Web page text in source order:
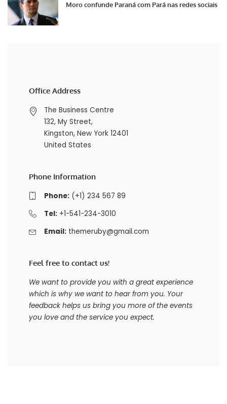
Moro confunde Paraná com Pará nas redes sociais
Office Address
The Business Centre
132, My Street,
Kingston, New York 12401
United States
Phone Information
Phone:(+1) 234 567 89
Tel:+1-541-234-3010
Email: themeruby@gmail.com
Feel free to contact us!
We want to provide you with a great experience
which is why we want to hear from you. Your
feedback helps us bring you more of the events
you love and the service you expect.